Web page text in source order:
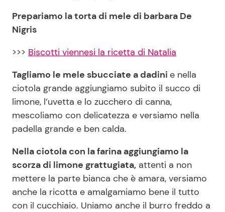
Prepariamo la torta di mele di barbara De
Nigris
>>> Biscotti viennesi la ricetta di Natalia
Tagliamo le mele sbucciate a dadini e nella
ciotola grande aggiungiamo subito il succo di
limone, l’uvetta e lo zucchero di canna,
mescoliamo con delicatezza e versiamo nella
padella grande e ben calda.
Nella ciotola con la farina aggiungiamo la
scorza di limone grattugiata, attenti a non
mettere la parte bianca che è amara, versiamo
anche la ricotta e amalgamiamo bene il tutto
con il cucchiaio. Uniamo anche il burro freddo a